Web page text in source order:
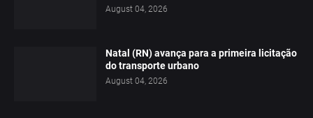
August 04, 2026
Natal (RN) avança para a primeira licitação
do transporte urbano
August 04, 2026